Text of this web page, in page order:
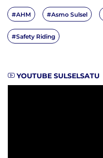
#AHM #Asmo Sulsel
#Safety Riding
YOUTUBE SULSELSATU